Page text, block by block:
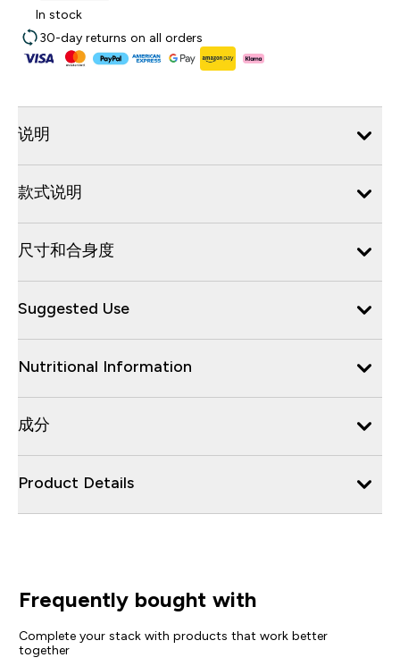
In stock
30-day returns on all orders
说明
款式说明
尺寸和合身度
Suggested Use
Nutritional Information
成分
Product Details
Frequently bought with
Complete your stack with products that work better
together